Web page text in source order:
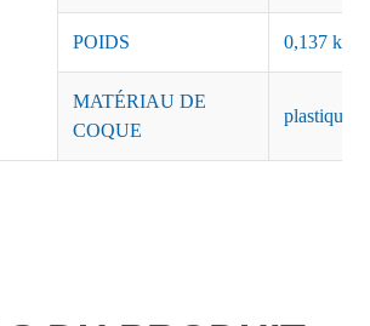
POIDS 0,137 kg/
MATÉRIAU DE
COQUE
plastique